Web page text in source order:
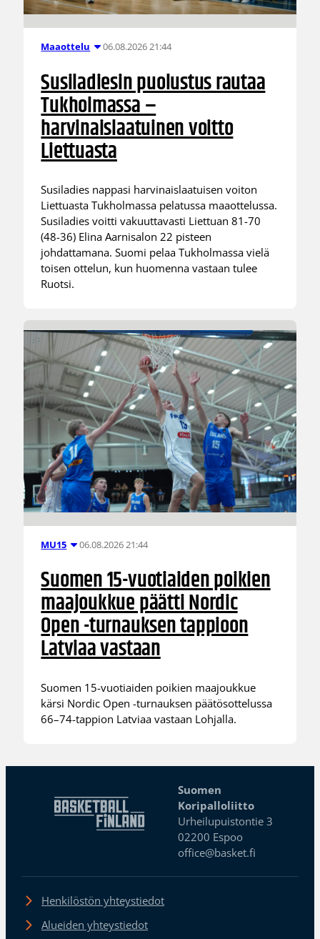
Maaottelu 06.08.2026 21:44
Susiladiesin puolustus rautaa
Tukholmassa –
harvinaislaatuinen voitto
Liettuasta
Susiladies nappasi harvinaislaatuisen voiton
Liettuasta Tukholmassa pelatussa maaottelussa.
Susiladies voitti vakuuttavasti Liettuan 81-70
(48-36) Elina Aarnisalon 22 pisteen
johdattamana. Suomi pelaa Tukholmassa vielä
toisen ottelun, kun huomenna vastaan tulee
Ruotsi.
MU15 06.08.2026 21:44
Suomen 15-vuotiaiden poikien
maajoukkue päätti Nordic
Open -turnauksen tappioon
Latviaa vastaan
Suomen 15-vuotiaiden poikien maajoukkue
kärsi Nordic Open -turnauksen päätösottelussa
66–74-tappion Latviaa vastaan Lohjalla.
Suomen
Koripalloliitto
Urheilupuistontie 3
02200 Espoo
office@basket.fi
Henkilöstön yhteystiedot
Alueiden yhteystiedot